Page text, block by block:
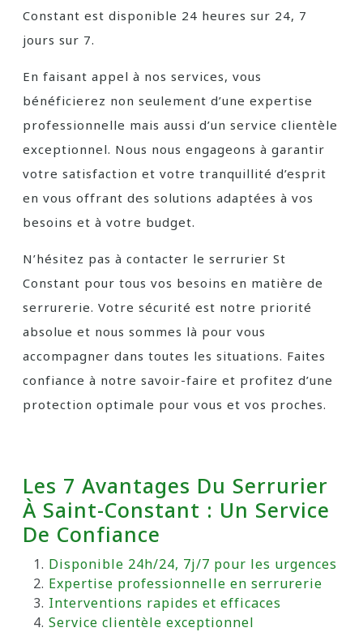
Constant est disponible 24 heures sur 24, 7
jours sur 7.
En faisant appel à nos services, vous
bénéficierez non seulement d’une expertise
professionnelle mais aussi d’un service clientèle
exceptionnel. Nous nous engageons à garantir
votre satisfaction et votre tranquillité d’esprit
en vous offrant des solutions adaptées à vos
besoins et à votre budget.
N’hésitez pas à contacter le serrurier St
Constant pour tous vos besoins en matière de
serrurerie. Votre sécurité est notre priorité
absolue et nous sommes là pour vous
accompagner dans toutes les situations. Faites
confiance à notre savoir-faire et profitez d’une
protection optimale pour vous et vos proches.
Les 7 Avantages Du Serrurier
À Saint-Constant : Un Service
De Confiance
Disponible 24h/24, 7j/7 pour les urgences
Expertise professionnelle en serrurerie
Interventions rapides et efficaces
Service clientèle exceptionnel